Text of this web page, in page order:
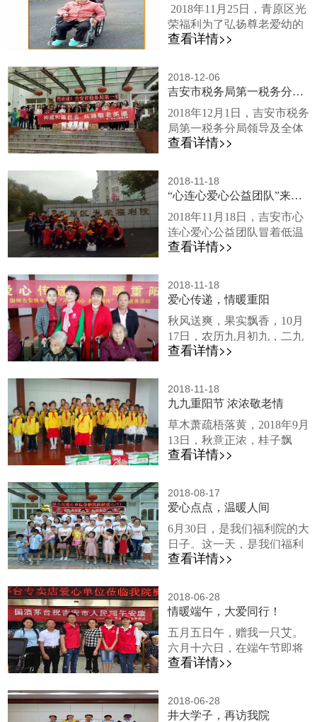
会，我们以不忘初心为最初
的起...
人们送去温暖。爱与奉献，
是他们温暖社会的方式，活
动中，志愿者们与养老院员
们。老人们脸上洋溢着灿烂
的笑容。为了给老人们送去
精神关怀，同学们细心询问
了老人们的需求，并为老人
们精心准备了丰富多彩的服
2018年11月25日，青原区光
荣福利为了弘扬尊老爱幼的
美德，响应感恩节的主题，
山大学商学院团委学生会社
会实践部成员及爱心社成员
爱心、送温暖。与此同时，
我院负责人袁女士也一同和
爷爷奶奶们聊天谈心，关心
情况，并及时处理爷爷奶奶
们反馈的意见。老人家对 青
原区福利院的服务非常满意.
我院的蓝衣天使为了避免将
爷爷奶奶们晾晒的...
查看详情>>
2018-12-06
吉安市税务局第一税务分局来我院献爱心
2018年12月1日，吉安市税务
局第一税务分局领导及全体
员工来我院看望爷爷奶奶，
爷奶奶们送温暖。 税务局的
领导和员工们热情、亲切的
他们送上了冬日里的祝福，
并祝愿他们在福利院里的生
活幸福美满，祝愿他们健康
对我院的生态环境、院内卫
生以及全体员工的服务给予
高度评价，非常赞赏我院的
养老服务质量以及我院的养
老政策...
查看详情>>
2018-11-18
“心连心爱心公益团队”来院献爱心
2018年11月18日，吉安市心
连心爱心公益团队冒着低温
来到我院，为我院的爷爷奶
促膝长谈、嘘寒问暖，并一
同欣赏了我院蓝衣天使的舞
台演唱歌曲《感恩的心》、
《祝你平安》等，最后爱心
志愿者们还一起为爷爷奶奶
志愿者的到来，让我院蓬荜
生辉，我院近来深入学习贯
彻习近平主席新时代中国特
色社会主义思想和党的十九
大精神及“四讲四爱”之“讲文
查看详情>>
2018-11-18
爱心传递，情暖重阳
秋风送爽，果实飘香，10月
17日，农历九月初九，二九
相重，称为“重九”，这一天
阳节。重阳节是我国法定规
定的老年节，“九九”谐音
以常在这一天祭祖与推行敬
老活动。这一天，国家电网
吉安供电局的爱心志愿者
着尊老敬老之意，来到我们
福利院！爱心志愿者们一到
福利院，便受到我院全体职
工的热烈欢迎，我院领导同
爱心志愿者们合影留念，蓝
查看详情>>
2018-11-18
九九重阳节 浓浓敬老情
草木萧疏梧落黄，2018年9月
13日，秋意正浓，桂子飘
香，正值重阳佳节来临之
们在老师的带领下，穿着整
齐的校服，系上鲜艳的红理
院。孩子们排着整齐的队伍
来到我院大厅，受到了爷爷
奶奶们热烈的欢迎。学生们
开眼界，爷爷奶奶们纷纷对
他们竖起了大拇指。表演最
后，孩子们集体上前拥抱爷
爷奶奶们，祝福他们健康长
寿，天天开开心心。对于青
查看详情>>
2018-08-17
爱心点点，温暖人间
6月30日，是我们福利院的大
日子。这一天，是我们福利
院为生日是第二季度的爷爷
这一天，也是爱心企业博创
集团刘小山董事长、刘意总
捐赠爱心物资、拜访爷爷奶
奶们的日子。为了这一天的
活动，博创集团已经精心准
各种各样的生日礼物，包括
蛋糕，西瓜、香蕉、面包、
查看详情>>
2018-06-28
情暖端午，大爱同行！
五月五日午，赠我一只艾。
六月十六日，在端午节即将
来临之际，为弘扬中华民族
践行社会主义核心价值观，
吉安爱心单位国酒茅台专卖
查看详情>>
2018-06-28
井大学子，再访我院